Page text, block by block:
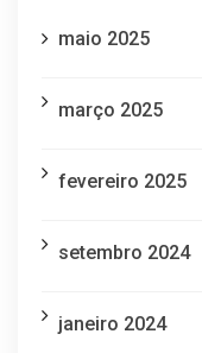
maio 2025
março 2025
fevereiro 2025
setembro 2024
janeiro 2024